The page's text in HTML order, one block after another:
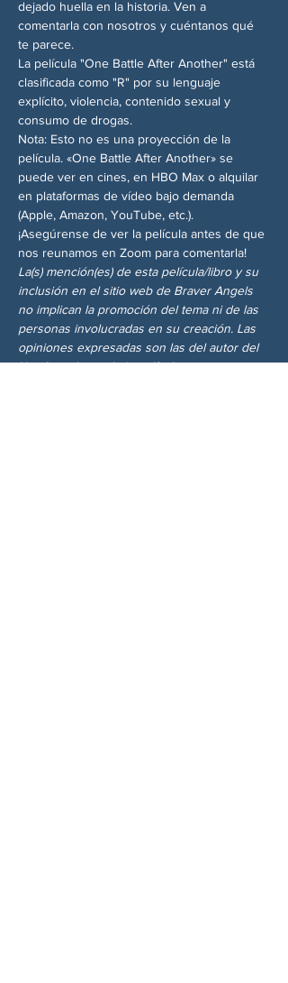
dejado huella en la historia. Ven a
comentarla con nosotros y cuéntanos qué
te parece.
La película "One Battle After Another" está
clasificada como "R" por su lenguaje
explícito, violencia, contenido sexual y
consumo de drogas.
Nota: Esto no es una proyección de la
película. «One Battle After Another» se
puede ver en cines, en HBO Max o alquilar
en plataformas de vídeo bajo demanda
(Apple, Amazon, YouTube, etc.).
¡Asegúrense de ver la película antes de que
nos reunamos en Zoom para comentarla!
La(s) mención(es) de esta película/libro y su
inclusión en el sitio web de Braver Angels
no implican la promoción del tema ni de las
personas involucradas en su creación. Las
opiniones expresadas son las del autor del
libro/creadores de la película.